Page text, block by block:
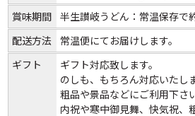
賞味期間 半生讃岐うどん：常温保存で
配送方法
常温便にてお届けします。
ギフト
ギフト対応致します。
のしも、もちろん対応いたし
粗品や景品などにご利用下さい
内祝や寒中御見舞、快気祝、